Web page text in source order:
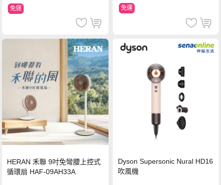
免運 免運
HERAN 禾聯 9吋免彎腰上控式
循環扇 HAF-09AH33A
Dyson Supersonic Nural HD16
吹風機